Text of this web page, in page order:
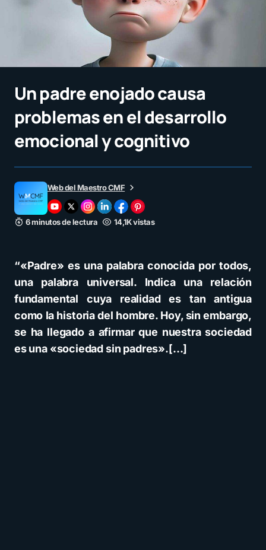
Un padre enojado causa
problemas en el desarrollo
emocional y cognitivo
Web del Maestro CMF
6 minutos de lectura 14,1K vistas
“«Padre» es una palabra conocida por todos,
una palabra universal. Indica una relación
fundamental cuya realidad es tan antigua
como la historia del hombre. Hoy, sin embargo,
se ha llegado a afirmar que nuestra sociedad
es una «sociedad sin padres».[…]